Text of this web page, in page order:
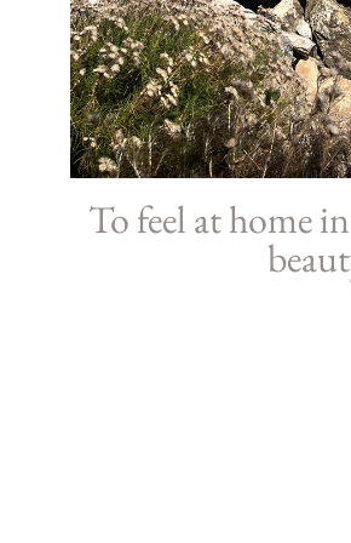
To feel at home